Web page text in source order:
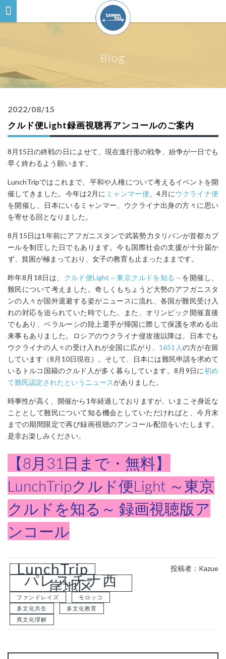
Blog
2022/08/15
クルド便Light録画視聴再アンコールのご案内
8月15日の終戦の日によせて、現在進行形の戦争、紛争が一日でも
早く終わるよう願います。
LunchTripではこれまで、平和や人権について考えるイベントを開
催してきました。今年は2月に ミャンマー便 、4月にウクライナ便
を開催し、日本にいるミャンマー、ウクライナ出身の方々に思い
を寄せる回となりました。
8月15日は1年前にアフガニスタンで武装勢力タリバンが首都カブ
ールを制圧した日でもあります。今も国際社会の支援が十分届か
ず、貧困が極まっており、女子の教育も止まったままです。
昨年8月18日は、 クルド便Light～東京クルドを知る～ を開催し、
難民について考えました。奇しくもちょうど大勢のアフガニスタ
ンの人々が国外退避する姿がニュースに流れ、各国が難民受け入
れの対応を迫られていた時でした。また、オリンピック開催直後
でもあり、ベラルーシの陸上選手が帰国に際して保護を求める出
来事もありました。ロシアのウクライナ侵攻後以降は、日本でも
ウクライナの人々の受け入れが全国に広がり、 1651人の方が在留
しています（8月10日現在）。そして、日本には難民申請を求めて
いるトルコ国籍のクルド人が多く暮らしています。8月9日に初め
て難民認定されたというニュースがありました。
時事性が高く、開催から1年経過しておりますが、いまこそ身近な
こととして難民について知る機会としていただければと、今月末
までの期間限定で再び録画視聴のアンコール配信をいたします。
是非お楽しみください。
【8月31日まで・無料】
LunchTripクルド便Light ～東京
クルドを知る～ 録画視聴版ア
ンコール
LunchTrip
パレスチナ西
岸地区
ファンドレイズ
モロッコ
多文化共生
多文化教育
異文化理解
投稿者：Kazue